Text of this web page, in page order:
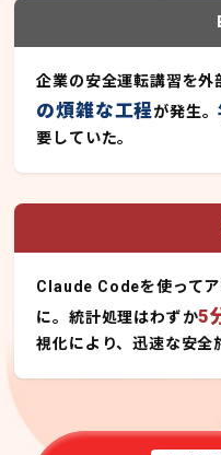
企業の安全運転講習を外
の煩雑な工程が発生。
要していた。
Claude Codeを使ってア
に。統計処理はわずか5
視化により、迅速な安全